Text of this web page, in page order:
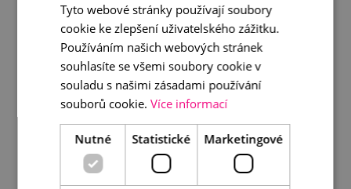
Náušnice klipsy s pravou perlou
990 Kč
DETAIL DO KOŠÍKU
Tyto webové stránky používají soubory
cookie ke zlepšení uživatelského zážitku.
Používáním našich webových stránek
souhlasíte se všemi soubory cookie v
souladu s našimi zásadami používání
souborů cookie. Více informací
Nutné Statistické Marketingové